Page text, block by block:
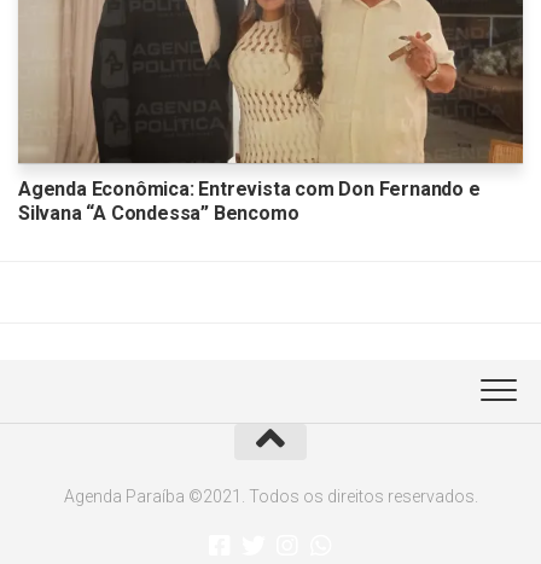
Agenda Econômica: Entrevista com Don Fernando e
Silvana “A Condessa” Bencomo
Agenda Paraíba ©2021. Todos os direitos reservados.